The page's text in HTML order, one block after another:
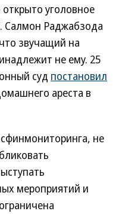
уголовное
Салмон Раджабзода
звучащий на
не ему. 25
суд постановил
ареста в
не
мероприятий и